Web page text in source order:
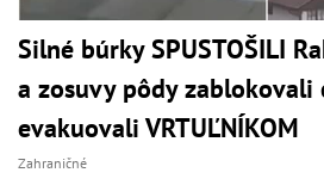
Silné búrky SPUSTOŠILI
a zosuvy pôdy zablokovali
evakuovali VRTUĽNÍKOM
Zahraničné